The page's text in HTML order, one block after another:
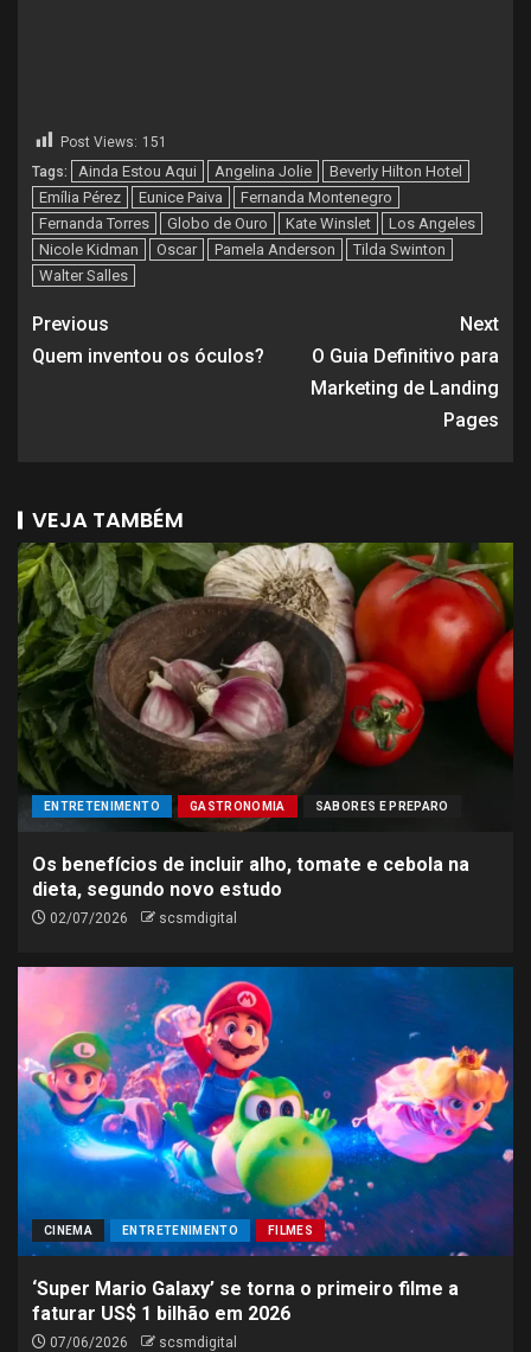
Post Views: 151
Tags:
Ainda Estou Aqui Angelina Jolie
Beverly Hilton Hotel
Emília Pérez
Eunice Paiva
Fernanda Montenegro
Fernanda Torres
Globo de Ouro Kate Winslet
Los Angeles
Nicole Kidman
Oscar Pamela Anderson
Tilda Swinton
Walter Salles
Previous
Quem inventou os óculos?
Next
O Guia Definitivo para
Marketing de Landing
Pages
VEJA TAMBÉM
ENTRETENIMENTO GASTRONOMIA SABORES E PREPARO
Os benefícios de incluir alho, tomate e cebola na
dieta, segundo novo estudo
02/07/2026 scsmdigital
CINEMA ENTRETENIMENTO FILMES
‘Super Mario Galaxy’ se torna o primeiro filme a
faturar US$ 1 bilhão em 2026
07/06/2026 scsmdigital